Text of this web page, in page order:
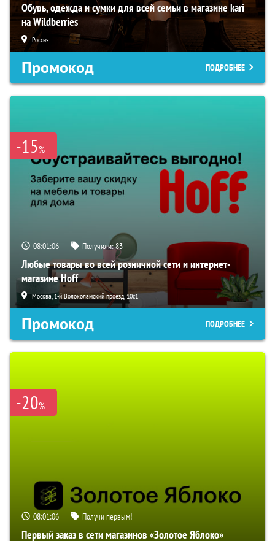
Обувь, одежда и сумки для всей семьи в магазине kari
на Wildberries
Россия
Промокод ПОДРОБНЕЕ
-15%
08:01:05 Получили:83
Любые товары во всей розничной сети и интернет-
магазине Hoff
Москва, 1-й Волоколамский проезд, 10с1
Промокод ПОДРОБНЕЕ
-20%
08:01:05 Получи первым!
Первый заказ в сети магазинов «Золотое Яблоко»